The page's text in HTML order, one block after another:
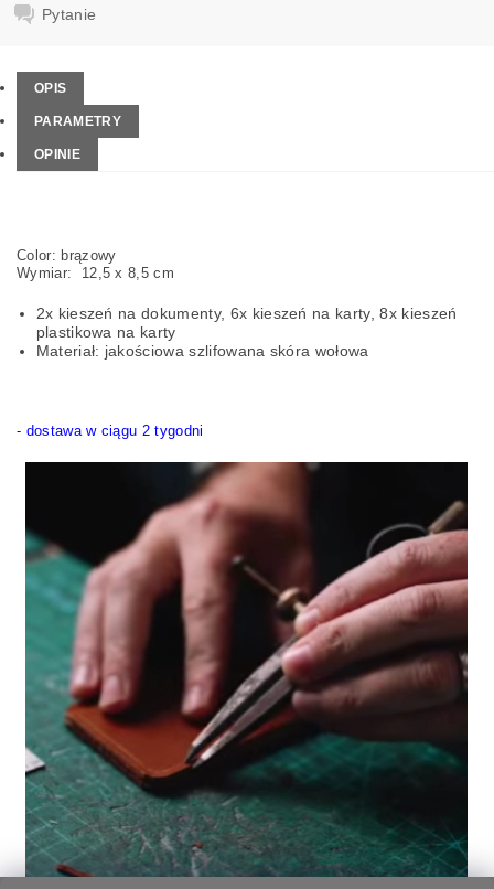
Pytanie
OPIS
PARAMETRY
OPINIE
Color: brązowy
Wymiar: 12,5 x 8,5 cm
2x kieszeń na dokumenty, 6x kieszeń na karty, 8x kieszeń
plastikowa na karty
Materiał: jakościowa szlifowana skóra wołowa
- dostawa w ciągu 2 tygodni